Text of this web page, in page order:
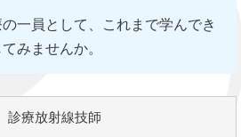
一員として、これまで学んでき
みませんか。
診療放射線技師